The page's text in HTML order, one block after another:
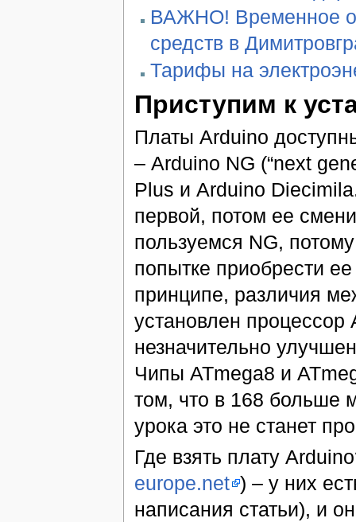
ВАЖНО! Временное
средств в
Тарифы на
Приступим к
Платы Arduino
– Arduino NG (“next
Plus и Arduino
первой, потом ее
пользуемся NG,
попытке приобрести
принципе, различия
установлен
незначительно
Чипы ATmega8 и
том, что в 168 больше
урока это не станет
Где взять плату
europe.net ) – у них
написания статьи), и